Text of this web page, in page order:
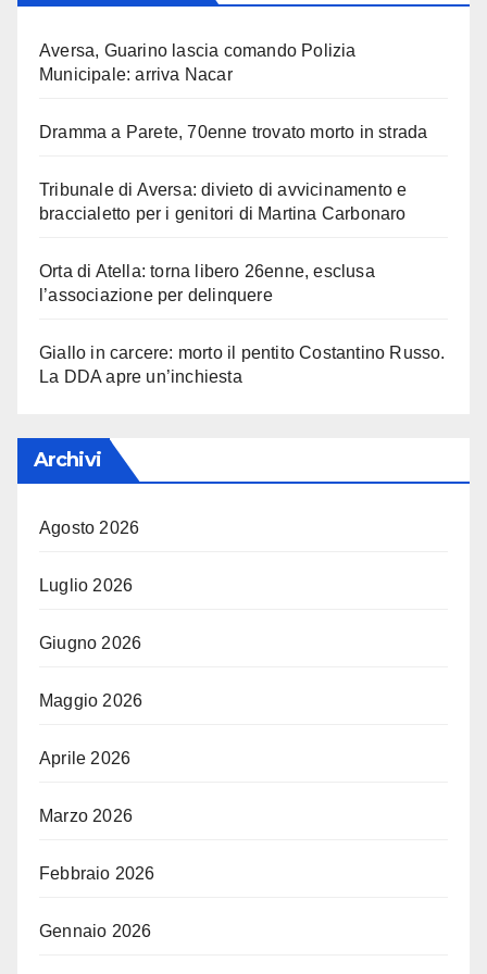
Aversa, Guarino lascia comando Polizia
Municipale: arriva Nacar
Dramma a Parete, 70enne trovato morto in strada
Tribunale di Aversa: divieto di avvicinamento e
braccialetto per i genitori di Martina Carbonaro
Orta di Atella: torna libero 26enne, esclusa
l’associazione per delinquere
Giallo in carcere: morto il pentito Costantino Russo.
La DDA apre un’inchiesta
Archivi
Agosto 2026
Luglio 2026
Giugno 2026
Maggio 2026
Aprile 2026
Marzo 2026
Febbraio 2026
Gennaio 2026